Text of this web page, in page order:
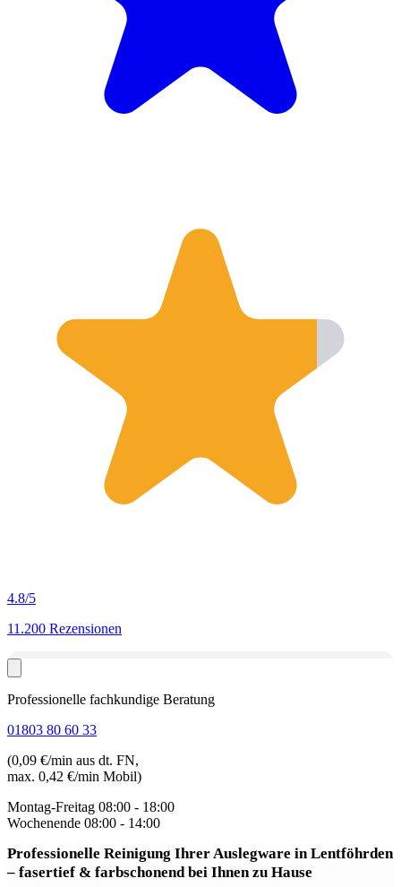
4.8/5
11.200 Rezensionen
Professionelle fachkundige Beratung
01803 80 60 33
(0,09 €/min aus dt. FN,
max. 0,42 €/min Mobil)
Montag-Freitag 08:00 - 18:00
Wochenende 08:00 - 14:00
Professionelle Reinigung Ihrer Auslegware in Lentföhrden
– fasertief & farbschonend bei Ihnen zu Hause